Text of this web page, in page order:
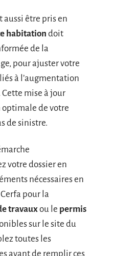
aussi être pris en
habitation doit
de la
pour ajuster votre
à l’augmentation
mise à jour
de votre
de sinistre.
votre dossier en
nécessaires en
pour la
travauxou le permis
sur le site du
toutes les
avant de remplir ces